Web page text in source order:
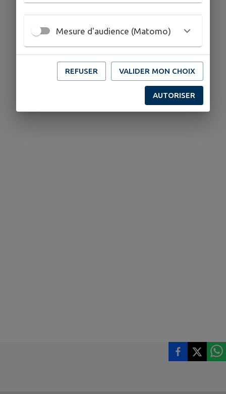
Mesure d'audience (Matomo)
REFUSER VALIDER MON CHOIX
AUTORISER